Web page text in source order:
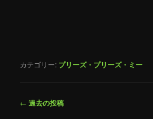
カテゴリー: プリーズ・プリーズ・ミー
投← 過去の投稿